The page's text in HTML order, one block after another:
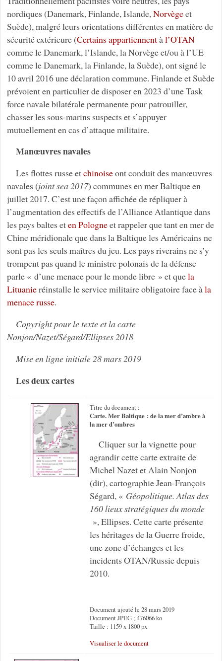
nordiques (Danemark, Finlande, Islande, Norvègeet
Suède), malgré leurs orientations différentes en matière de
sécurité extérieure (Certains appartiennentàl’OTAN
comme le Danemark, l’Islande, la Norvège et/ou à l’UE
comme le Danemark, la Finlande, la Suède), ont signé le
10 avril 2016 une déclaration commune. Finlande et Suède
prévoient en particulier de disposer en 2023 d’une Task
force navale bilatérale permanente pour patrouiller,
chasser les sous-marins suspects et s’appuyer
mutuellement en cas d’attaque militaire.
Manœuvres navales
Les flottes russe etchinoiseont conduit des manœuvres
navales (joint sea 2017) communes en mer Baltique en
juillet 2017. C’est une façon affichée de répliquer à
l’augmentation des effectifs de l’Alliance Atlantique dans
les pays baltes eten Pologneet rappeler que tant en mer de
Chine méridionale que dans la Baltique les Américains ne
sont pas les seuls maîtres du jeu. Les pays riverains ne s’y
trompent pas quand le ministre polonais de la défense
parle « d’une menace pour le monde libre » et quela
Lituanieréinstalle le service militaire obligatoire face àla
menace russe.
Copyright pour le texte et la carte
Nonjon/Nazet/Ségard/Ellipses 2018
Mise en ligne initiale 28 mars 2019
Les deux cartes
Titre du document :
Carte. Mer Baltique : de la mer d’ambre à
la mer d’ombres
Cliquer sur la vignette pour
agrandir cette carte extraite de
Michel Nazet et Alain Nonjon
(dir), cartographie Jean-François
Ségard, « Géopolitique. Atlas des
160 lieux stratégiques du monde
», Ellipses. Cette carte présente
les héritages de la Guerre froide,
une zone d’échanges et les
incidents OTAN/Russie depuis
2010.
Document ajouté le 28 mars 2019
Document JPEG ; 476066 ko
Taille : 1159 x 1800 px
Visualiser le document